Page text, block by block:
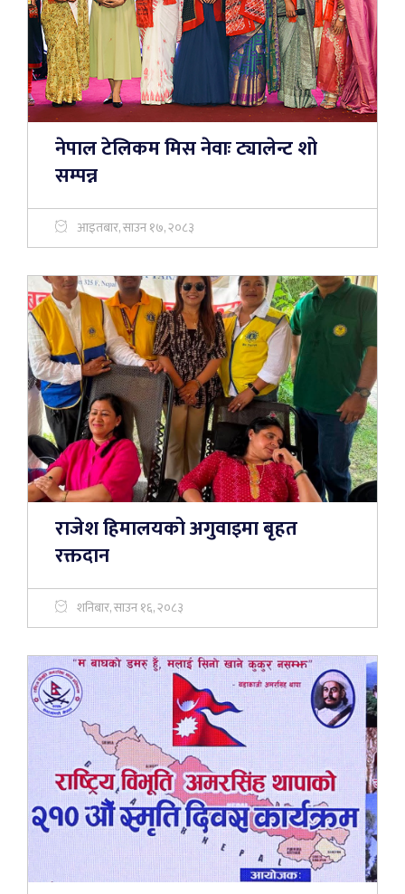
नेपाल टेलिकम मिस नेवाः ट्यालेन्ट शो
सम्पन्न
आइतबार, साउन १७, २०८३
राजेश हिमालयको अगुवाइमा बृहत
रक्तदान
शनिबार, साउन १६, २०८३